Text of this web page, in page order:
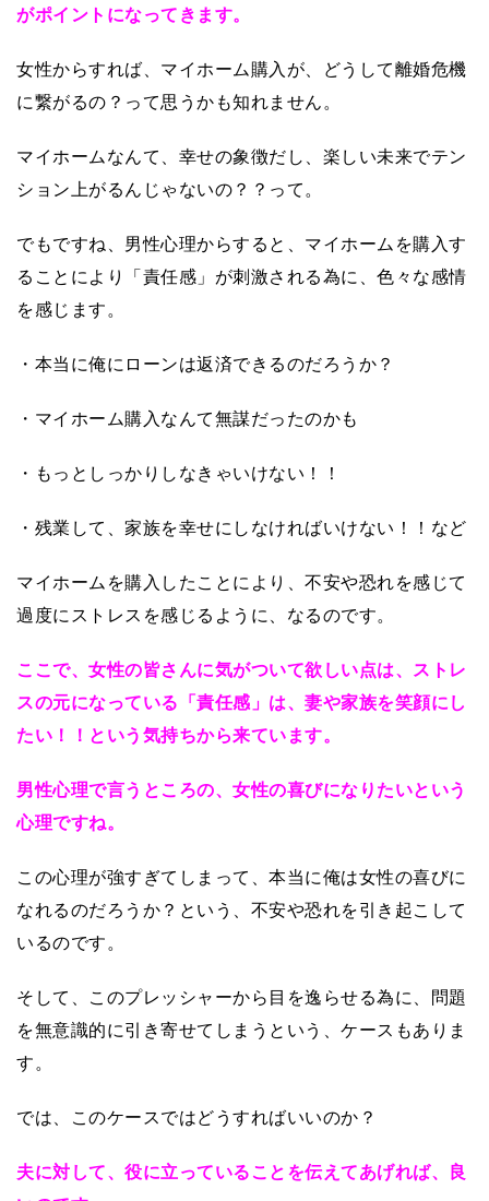
がポイントになってきます。
女性からすれば、マイホーム購入が、どうして離婚危機
に繋がるの？って思うかも知れません。
マイホームなんて、幸せの象徴だし、楽しい未来でテン
ション上がるんじゃないの？？って。
でもですね、男性心理からすると、マイホームを購入す
ることにより「責任感」が刺激される為に、色々な感情
を感じます。
・本当に俺にローンは返済できるのだろうか？
・マイホーム購入なんて無謀だったのかも
・もっとしっかりしなきゃいけない！！
・残業して、家族を幸せにしなければいけない！！など
マイホームを購入したことにより、不安や恐れを感じて
過度にストレスを感じるように、なるのです。
ここで、女性の皆さんに気がついて欲しい点は、ストレ
スの元になっている「責任感」は、妻や家族を笑顔にし
たい！！という気持ちから来ています。
男性心理で言うところの、女性の喜びになりたいという
心理ですね。
この心理が強すぎてしまって、本当に俺は女性の喜びに
なれるのだろうか？という、不安や恐れを引き起こして
いるのです。
そして、このプレッシャーから目を逸らせる為に、問題
を無意識的に引き寄せてしまうという、ケースもありま
す。
では、このケースではどうすればいいのか？
夫に対して、役に立っていることを伝えてあげれば、良